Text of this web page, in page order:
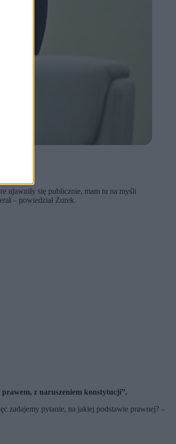
ujawniły się publicznie, mam tu na myśli
– powiedział Żurek.
prawem, z naruszeniem konstytucji”.
zadajemy pytanie, na jakiej podstawie prawnej? –